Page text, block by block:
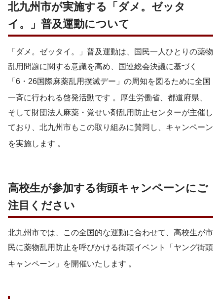
北九州市が実施する「ダメ。ゼッタ
イ。」普及運動について
「ダメ。ゼッタイ。」普及運動は、国民一人ひとりの薬物
乱用問題に関する意識を高め、国連総会決議に基づく
「6・26国際麻薬乱用撲滅デー」の周知を図るために全国
一斉に行われる啓発活動です 。厚生労働省、都道府県、
そして財団法人麻薬・覚せい剤乱用防止センターが主催し
ており、北九州市もこの取り組みに賛同し、キャンペーン
を実施します 。
高校生が参加する街頭キャンペーンにご
注目ください
北九州市では、この全国的な運動に合わせて、高校生が市
民に薬物乱用防止を呼びかける街頭イベント「ヤング街頭
キャンペーン」を開催いたします 。